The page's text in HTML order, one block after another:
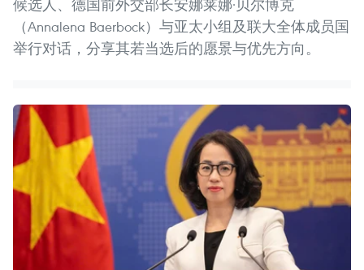
候选人、德国前外交部长安娜莱娜·贝尔博克
（Annalena Baerbock）与亚太小组及联大全体成员国
举行对话，分享其若当选后的愿景与优先方向。